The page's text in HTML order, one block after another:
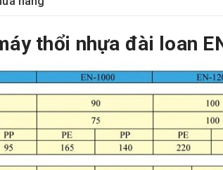
thổi nhựa đài loan